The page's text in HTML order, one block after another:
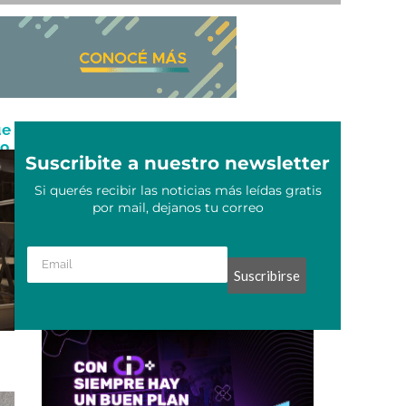
Suscribite a nuestro newsletter
Si querés recibir las noticias más leídas gratis
por mail, dejanos tu correo
Suscribirse